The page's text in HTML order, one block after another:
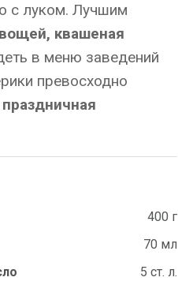
с луком. Лучшим
квашеная
в меню заведений
превосходно
праздничная
400 г
70 мл
5 ст. л.